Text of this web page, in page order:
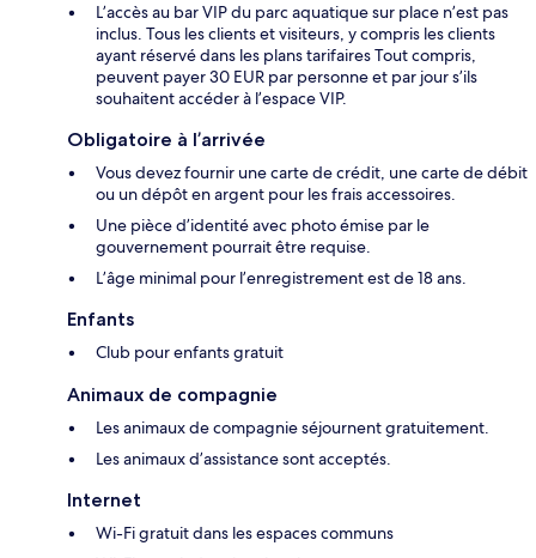
L’accès au bar VIP du parc aquatique sur place n’est pas
inclus. Tous les clients et visiteurs, y compris les clients
ayant réservé dans les plans tarifaires Tout compris,
peuvent payer 30 EUR par personne et par jour s’ils
souhaitent accéder à l’espace VIP.
Obligatoire à l’arrivée
Vous devez fournir une carte de crédit, une carte de débit
ou un dépôt en argent pour les frais accessoires.
Une pièce d’identité avec photo émise par le
gouvernement pourrait être requise.
L’âge minimal pour l’enregistrement est de 18 ans.
Enfants
Club pour enfants gratuit
Animaux de compagnie
Les animaux de compagnie séjournent gratuitement.
Les animaux d’assistance sont acceptés.
Internet
Wi-Fi gratuit dans les espaces communs